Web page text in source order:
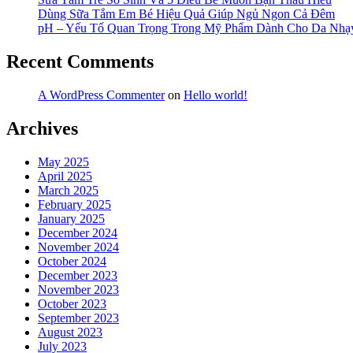
Dùng Sữa Tắm Em Bé Hiệu Quả Giúp Ngủ Ngon Cả Đêm
pH – Yếu Tố Quan Trọng Trong Mỹ Phẩm Dành Cho Da
Recent Comments
A WordPress Commenteron Hello world!
Archives
May 2025
April 2025
March 2025
February 2025
January 2025
December 2024
November 2024
October 2024
December 2023
November 2023
October 2023
September 2023
August 2023
July 2023